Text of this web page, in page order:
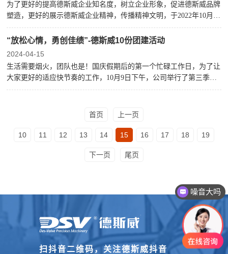
为了更好的提高德斯威企业知名度，树立企业形象，促进德斯威品牌
塑造，更好的展示德斯威企业精神，传播精神文明，于2022年10月20
日下午，合作多年的服务商-安孚企服家，在大家积极配合下完成了
企业宣传片的拍摄！宣传片
“放松心情，勇创佳绩”-德斯威10份团建活动
2024-04-15
生活需要烟火，团队也是！国庆假期后的第一个忙碌工作日，为了让
大家更好的适应快节奏的工作，10月9日下午，公司举行了第三季度
会议，表彰
首页 上一页
10 11 12 13 14 15 16 17 18 19
下一页 尾页
扫抖音二维码，关注德斯威抖音
噪音大吗